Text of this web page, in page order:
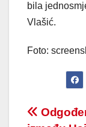
bila
Vlašić.
Foto:
Post